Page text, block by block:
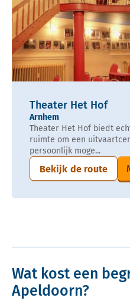
Theater Het Hof
Arnhem
Theater Het Hof biedt
ruimte om een
persoonlijk moge...
Bekijk de route
Wat kost een
Apeldoorn?